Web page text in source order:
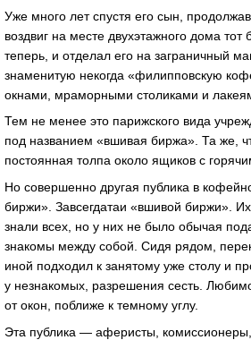
Уже много лет спустя его сын,
воздвиг на месте двухэтажного дома тот
теперь, и отделал его на заграничный
знаменитую некогда «филипповскую
окнами, мраморными столиками и
Тем не менее это парижского вида
под названием «вшивая биржа». Та же,
постоянная толпа около ящиков с
Но совершенно другая публика в
биржи». Завсегдатаи «вшивой биржи».
знали всех, но у них не было обычая
знакомы между собой. Сидя рядом,
иной подходил к занятому уже столу и
у незнакомых, разрешения сесть.
от окон, поближе к темному углу.
Эта публика — аферисты, комиссионеры,